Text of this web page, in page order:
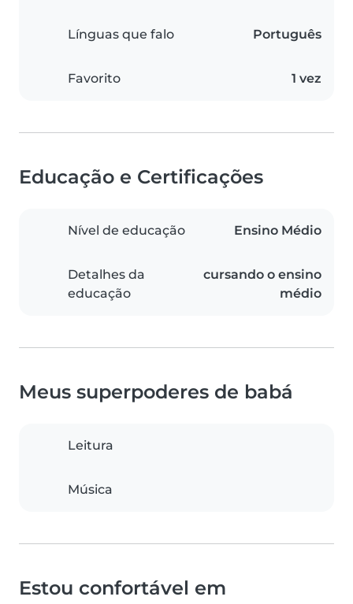
Línguas que falo Português
Favorito 1 vez
Educação e Certificações
Nível de educação Ensino Médio
Detalhes da
educação
cursando o ensino
médio
Meus superpoderes de babá
Leitura
Música
Estou confortável em